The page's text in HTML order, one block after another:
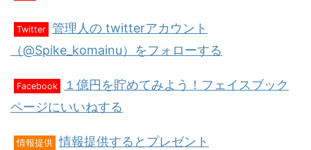
Twitter 管理人の twitterアカウント
（@Spike_komainu）をフォローする
Facebook
１億円を貯めてみよう！フェイスブック
ページにいいねする
情報提供 情報提供するとプレゼント